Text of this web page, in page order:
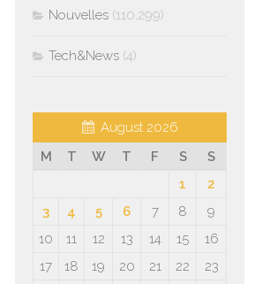
Nouvelles (110,299)
Tech&News (4)
August 2026
M
T W T F S
S
1
2
3
4 5 6 7 8
9
10
11 12 13 14 15
16
17
18 19 20 21 22
23